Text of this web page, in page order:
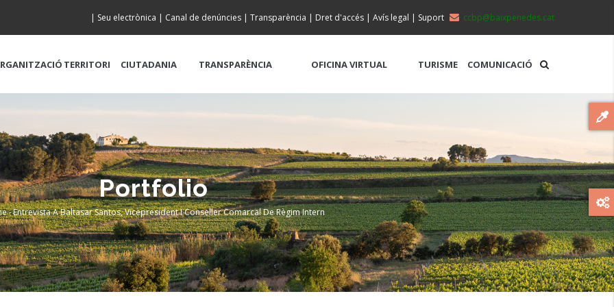
ccbp@baixpenedes.cat
| Seu electrònica | Canal de denúncies | Transparència | Dret d'accés | Avís legal | Suport
TERRITORI CIUTADANIA TRANSPARÈNCIA OFICINA VIRTUAL TURISME COMUNICACIÓ
Portfolio
-Entrevista A Baltasar Santos, Vicepresident I Conseller Comarcal De Règim Intern